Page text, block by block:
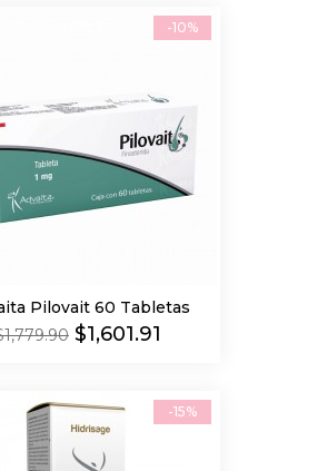
Pilovait 60 Tabletas
Precio
$1,601.91
-10%
-15%